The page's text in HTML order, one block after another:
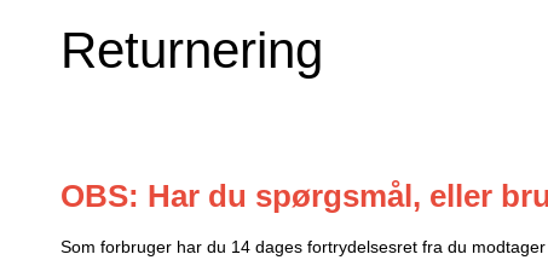
Returnering
OBS: Har du spørgsmål, eller
Som forbruger har du 14 dages fortrydelsesret fra du